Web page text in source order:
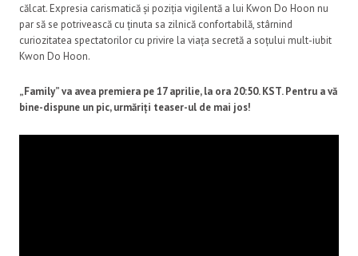
călcat. Expresia carismatică și poziția vigilentă a lui Kwon Do Hoon nu
par să se potrivească cu ținuta sa zilnică confortabilă, stârnind
curiozitatea spectatorilor cu privire la viața secretă a soțului mult-iubit
Kwon Do Hoon.
„Family” va avea premiera pe 17 aprilie, la ora 20:50. KST. Pentru a vă
bine-dispune un pic, urmăriți teaser-ul de mai jos!